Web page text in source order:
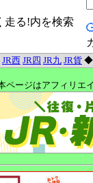
走る!内を検索
JR西 JR四 JR九 JR貨
ページはアフィリエ